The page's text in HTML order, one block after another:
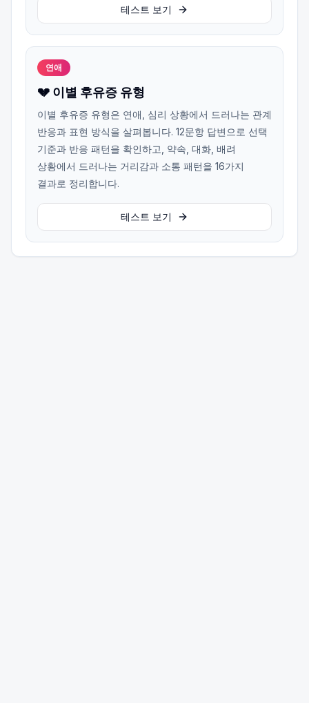
테스트 보기
연애
💔 이별 후유증 유형
이별 후유증 유형은 연애, 심리 상황에서 드러나는 관계
반응과 표현 방식을 살펴봅니다. 12문항 답변으로 선택
기준과 반응 패턴을 확인하고, 약속, 대화, 배려
상황에서 드러나는 거리감과 소통 패턴을 16가지
결과로 정리합니다.
테스트 보기